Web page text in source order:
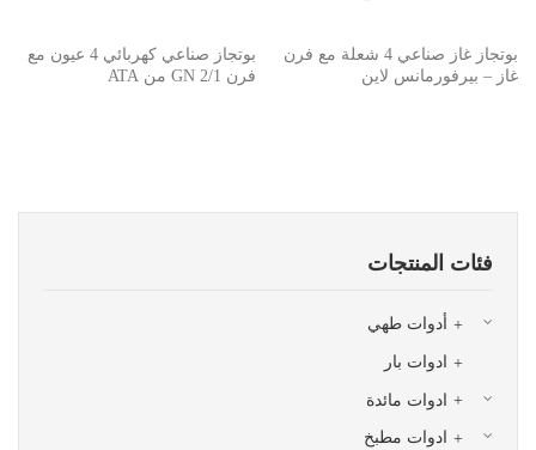
بوتجاز غاز صناعي 4 شعلة مع فرن
غاز – بيرفورمانس لاين
بوتجاز صناعي كهربائي 4 عيون مع
فرن GN 2/1 من ATA
فئات المنتجات
أدوات طهي
ادوات بار
ادوات مائدة
ادوات مطبخ